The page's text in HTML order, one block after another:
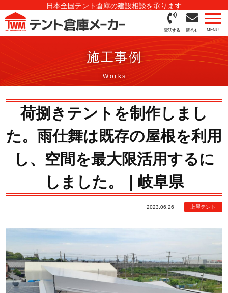
日本全国テント倉庫の建設相談を承ります
電話する 問合せ
施工事例
荷捌きテントを制作しまし
た。雨仕舞は既存の屋根を利用
し、空間を最大限活用するに
しました。｜岐阜県
2023.06.26 上屋テント